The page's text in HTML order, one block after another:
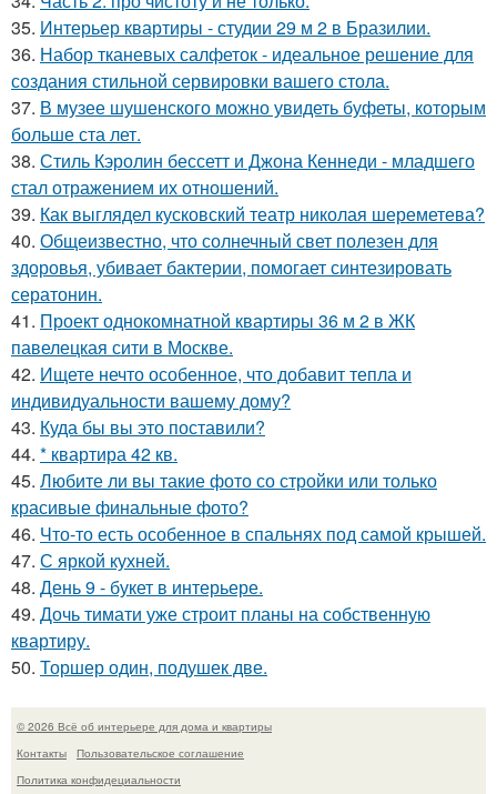
35. Интерьер квартиры - студии 29 м 2 в Бразилии.
36. Набор тканевых салфеток - идеальное решение для
создания стильной сервировки вашего стола.
37. В музее шушенского можно увидеть буфеты, которым
больше ста лет.
38. Стиль Кэролин бессетт и Джона Кеннеди - младшего
стал отражением их отношений.
39. Как выглядел кусковский театр николая шереметева?
40. Общеизвестно, что солнечный свет полезен для
здоровья, убивает бактерии, помогает синтезировать
сератонин.
41. Проект однокомнатной квартиры 36 м 2 в ЖК
павелецкая сити в Москве.
42. Ищете нечто особенное, что добавит тепла и
индивидуальности вашему дому?
43. Куда бы вы это поставили?
44. * квартира 42 кв.
45. Любите ли вы такие фото со стройки или только
красивые финальные фото?
46. Что-то есть особенное в спальнях под самой крышей.
47. С яркой кухней.
48. День 9 - букет в интерьере.
49. Дочь тимати уже строит планы на собственную
квартиру.
50. Торшер один, подушек две.
© 2026 Всё об интерьере для дома и квартиры
Контакты
Пользовательское соглашение
Политика конфидециальности